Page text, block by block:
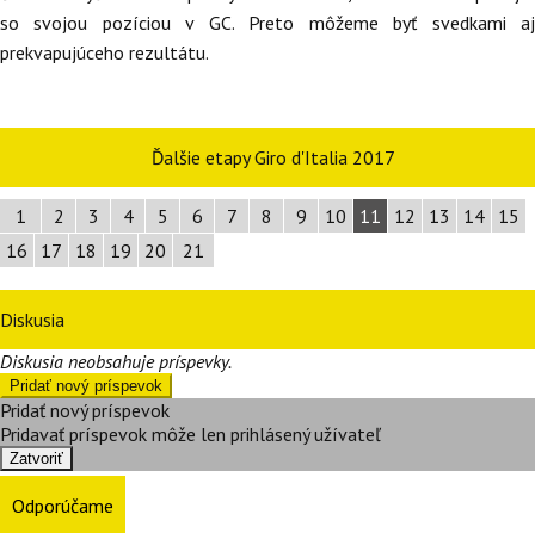
so svojou pozíciou v GC. Preto môžeme byť svedkami aj
prekvapujúceho rezultátu.
Ďalšie etapy Giro d'Italia 2017
1 2 3 4 5 6 7 8 9 10 11 12 13 14 15
16
17 18 19 20 21
Diskusia
Diskusia neobsahuje príspevky.
Pridať nový príspevok
Pridať nový príspevok
Pridavať príspevok môže len prihlásený užívateľ
Zatvoriť
Odporúčame